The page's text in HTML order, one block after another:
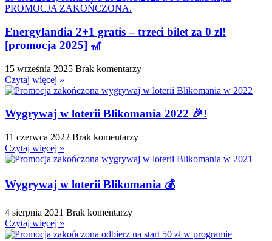
Energylandia 2+1 gratis – trzeci bilet za 0 zł!
[promocja 2025] 🎢
15 września 2025 Brak komentarzy
Czytaj więcej »
Wygrywaj w loterii Blikomania 2022 🎉!
11 czerwca 2022 Brak komentarzy
Czytaj więcej »
Wygrywaj w loterii Blikomania 💰
4 sierpnia 2021 Brak komentarzy
Czytaj więcej »